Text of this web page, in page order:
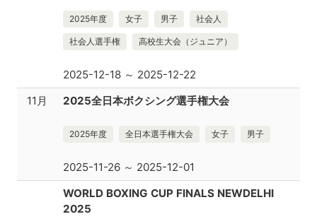
2025年度 女子 男子 社会人
社会人選手権 高校生大会（ジュニア）
2025-12-18 ～ 2025-12-22
11月
2025全日本ボクシング選手権大会
2025年度 全日本選手権大会 女子 男子
2025-11-26 ～ 2025-12-01
WORLD BOXING CUP FINALS NEWDELHI
2025